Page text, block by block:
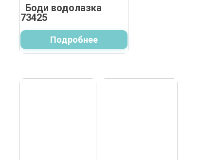
Боди водолазка
73425
Подробнее